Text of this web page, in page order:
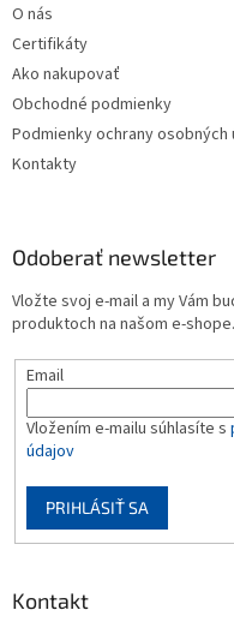
O nás
Certifikáty
Ako nakupovať
Obchodné podmienky
Podmienky ochrany osobných
Kontakty
Odoberať newsletter
Vložte svoj e-mail a my Vám
produktoch na našom e-shope.
Email
Vložením e-mailu súhlasíte s
údajov
PRIHLÁSIŤ SA
Kontakt